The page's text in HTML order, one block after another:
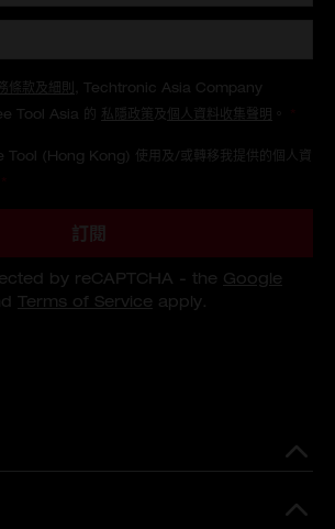
條款及細則
, Techtronic Asia Company
Tool Asia 的 私隱政策 及 個人資料收集聲明
Tool (Hong Kong) 使用及/或轉移我提供的個人資
訂閱
by reCAPTCHA - the Google
Terms of Service apply.